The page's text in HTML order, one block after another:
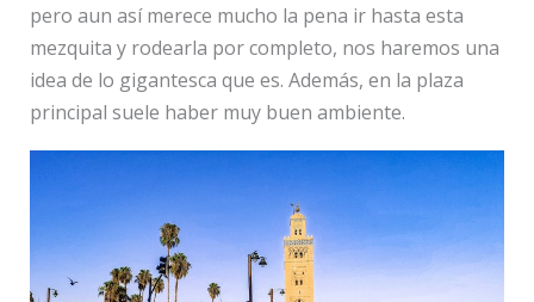
pero aun así merece mucho la pena ir hasta esta
mezquita y rodearla por completo, nos haremos una
idea de lo gigantesca que es. Además, en la plaza
principal suele haber muy buen ambiente.